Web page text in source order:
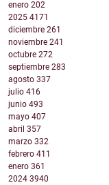
enero 202
2025 4171
diciembre 261
noviembre 241
octubre 272
septiembre 283
agosto 337
julio 416
junio 493
mayo 407
abril 357
marzo 332
febrero 411
enero 361
2024 3940